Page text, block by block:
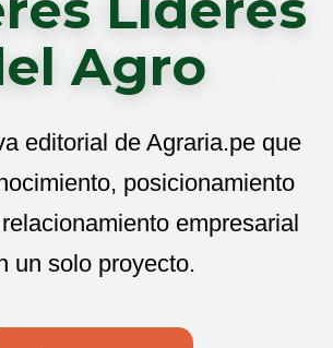
Agro
editorial de Agraria.pe que
posicionamiento
empresarial
un solo proyecto.